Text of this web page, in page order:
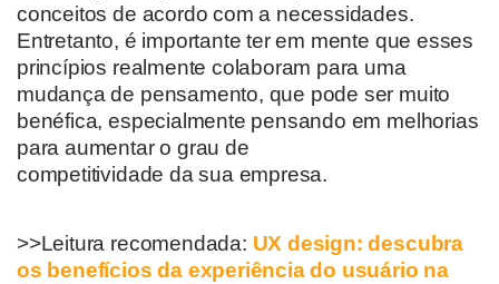
conceitos de acordo com a necessidades.
Entretanto, é importante ter em mente que esses
princípios realmente colaboram para uma
mudança de pensamento, que pode ser muito
benéfica, especialmente pensando em melhorias
para aumentar o grau de
competitividade dasua empresa.
>>Leitura recomendada: UX design: descubra
os benefícios da experiência do usuário na